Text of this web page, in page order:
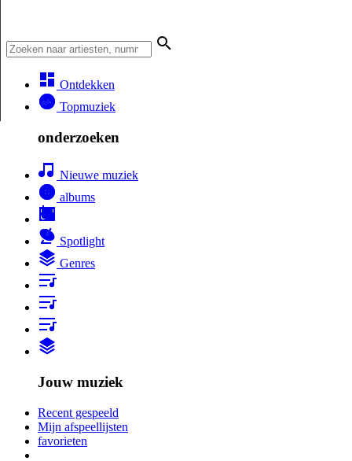
Ontdekken
Topmuziek
onderzoeken
Nieuwe muziek
albums
Spotlight
Genres
Jouw muziek
Recent gespeeld
Mijn afspeellijsten
favorieten